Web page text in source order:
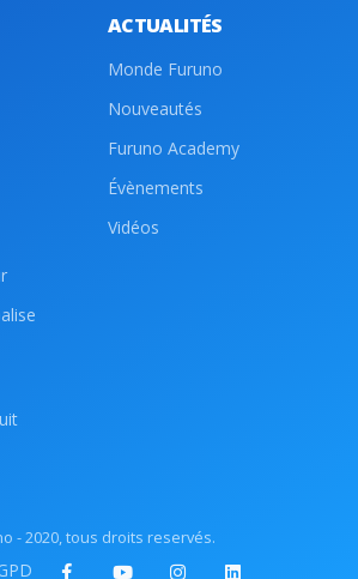
ACTUALITÉS
Monde Furuno
Nouveautés
Furuno Academy
Évènements
Vidéos
- 2020, tous droits reservés.